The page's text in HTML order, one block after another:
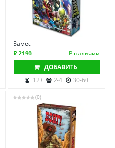
Замес
₽ 2190
В наличии
ДОБАВИТЬ
12+
2-4 30-60
(0)